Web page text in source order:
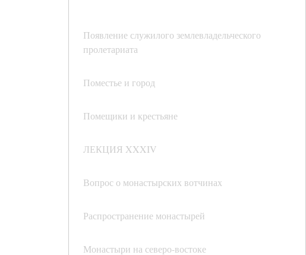
Появление служилого землевладельческого
пролетариата
Поместье и город
Помещики и крестьяне
ЛЕКЦИЯ XXXIV
Вопрос о монастырских вотчинах
Распространение монастырей
Монастыри на северо-востоке